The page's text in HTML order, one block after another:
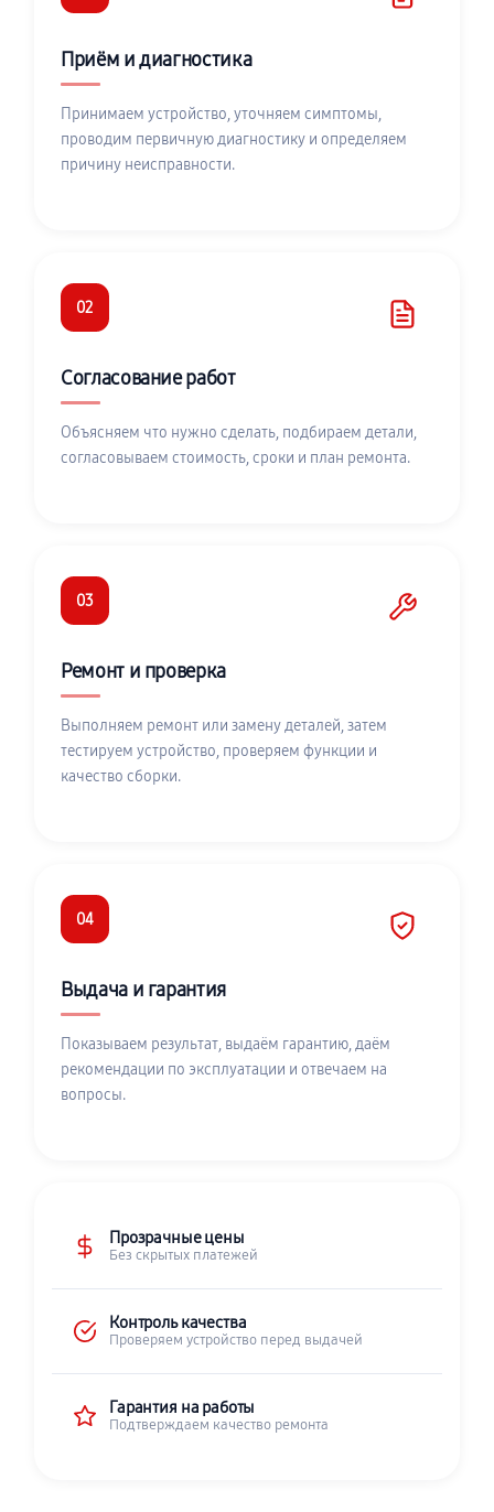
Приём и диагностика
Принимаем устройство, уточняем симптомы,
проводим первичную диагностику и определяем
причину неисправности.
02
Согласование работ
Объясняем что нужно сделать, подбираем детали,
согласовываем стоимость, сроки и план ремонта.
03
Ремонт и проверка
Выполняем ремонт или замену деталей, затем
тестируем устройство, проверяем функции и
качество сборки.
04
Выдача и гарантия
Показываем результат, выдаём гарантию, даём
рекомендации по эксплуатации и отвечаем на
вопросы.
Прозрачные цены
Без скрытых платежей
Контроль качества
Проверяем устройство перед выдачей
Гарантия на работы
Подтверждаем качество ремонта